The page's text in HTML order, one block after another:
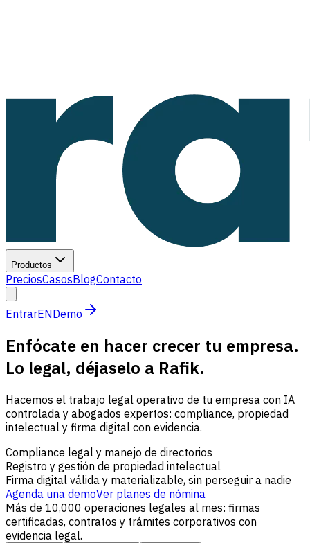
Productos
PreciosCasosBlogContacto
EntrarENDemo
Enfócate en hacer crecer tu empresa.
Lo legal, déjaselo a Rafik.
Hacemos el trabajo legal operativo de tu empresa con IA
controlada y abogados expertos: compliance, propiedad
intelectual y firma digital con evidencia.
Compliance legal y manejo de directorios
Registro y gestión de propiedad intelectual
Firma digital válida y materializable, sin perseguir a nadie
Agenda una demoVer planes de nómina
Más de 10,000 operaciones legales al mes: firmas
certificadas, contratos y trámites corporativos con
evidencia legal.